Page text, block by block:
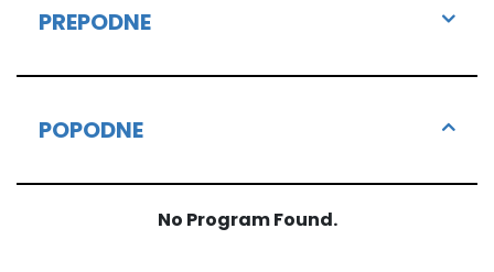
PREPODNE
POPODNE
No Program Found.